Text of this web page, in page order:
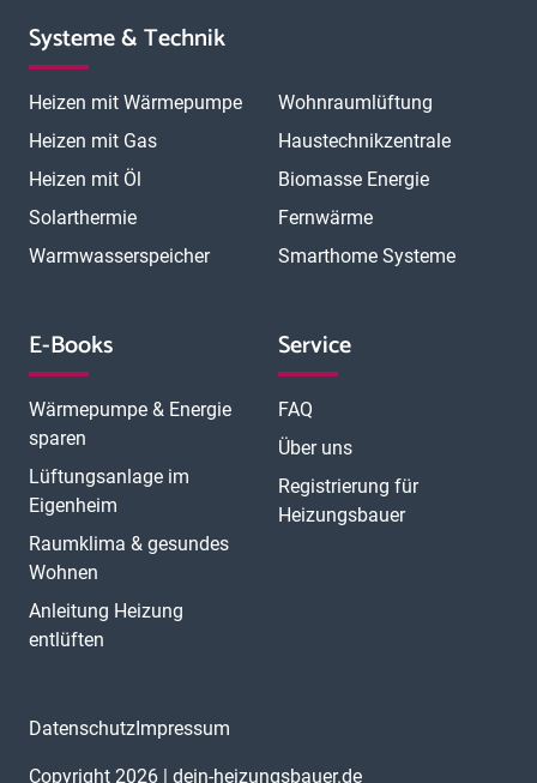
Systeme & Technik
Heizen mit Wärmepumpe
Heizen mit Gas
Heizen mit Öl
Solarthermie
Warmwasserspeicher
Wohnraumlüftung
Haustechnikzentrale
Biomasse Energie
Fernwärme
Smarthome Systeme
E-Books
Wärmepumpe & Energie
sparen
Lüftungsanlage im
Eigenheim
Raumklima & gesundes
Wohnen
Anleitung Heizung
entlüften
Service
FAQ
Über uns
Registrierung für
Heizungsbauer
Copyright 2026 | dein-heizungsbauer.de
DatenschutzImpressum